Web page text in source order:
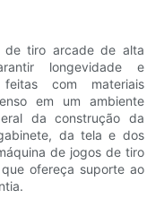
de tiro arcade de alta
longevidade e
feitas com materiais
em um ambiente
da construção da
da tela e dos
de jogos de tiro
ofereça suporte ao